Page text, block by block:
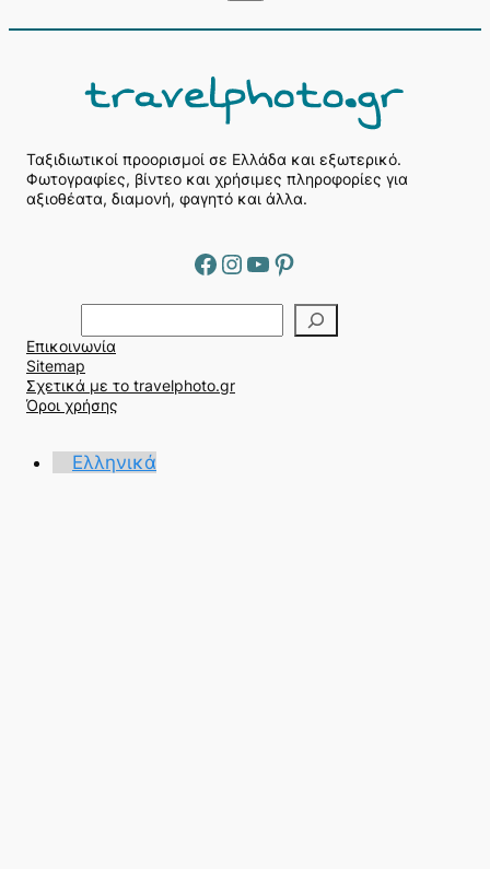
Ταξιδιωτικοί προορισμοί σε Ελλάδα και εξωτερικό.
Φωτογραφίες, βίντεο και χρήσιμες πληροφορίες για
αξιοθέατα, διαμονή, φαγητό και άλλα.
Facebook Instagram YouTube Pinterest
ν
α
ζ
ή
σ
Επικοινωνία
Sitemap
Σχετικά με το travelphoto.gr
Όροι χρήσης
Ελληνικά